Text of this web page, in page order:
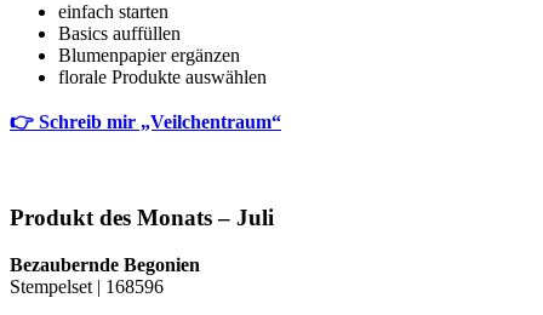
einfach starten
Basics auffüllen
Blumenpapier ergänzen
florale Produkte auswählen
👉 Schreib mir „Veilchentraum“
Produkt des Monats – Juli
Bezaubernde Begonien
Stempelset | 168596